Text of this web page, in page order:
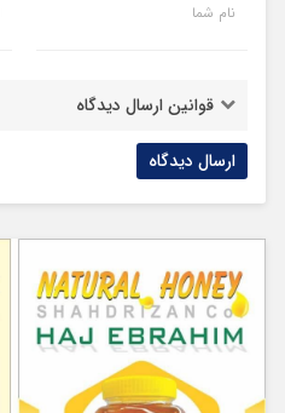
نام شما
قوانین ارسال دیدگاه